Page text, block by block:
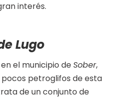
interés.
Lugo
el municipio deSober,
petroglifos de esta
de un conjunto de